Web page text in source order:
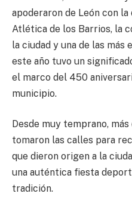
apoderaron de León con
Atlética de los Barrios, la
la ciudad y una de las más
este año tuvo un
el marco del 450
municipio.
Desde muy temprano,
tomaron las calles para
que dieron origen a la
una auténtica fiesta
tradición.